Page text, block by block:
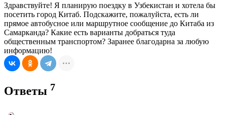
Здравствуйте! Я планирую поездку в Узбекистан и хотела бы
посетить город Китаб. Подскажите, пожалуйста, есть ли
прямое автобусное или маршрутное сообщение до Китаба из
Самарканда? Какие есть варианты добраться туда
общественным транспортом? Заранее благодарна за любую
информацию!
Ответы 7